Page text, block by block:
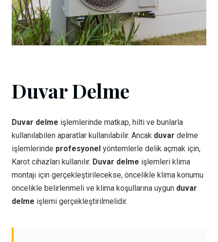
Duvar Delme
Duvar delme işlemlerinde matkap, hilti ve bunlarla
kullanılabilen aparatlar kullanılabilir. Ancak duvar delme
işlemlerinde profesyonel yöntemlerle delik açmak için,
Karot cihazları kullanılır. Duvar delme işlemleri klima
montajı için gerçekleştirilecekse, öncelikle klima konumu
öncelikle belirlenmeli ve klima koşullarına uygun duvar
delme işlemi gerçekleştirilmelidir.